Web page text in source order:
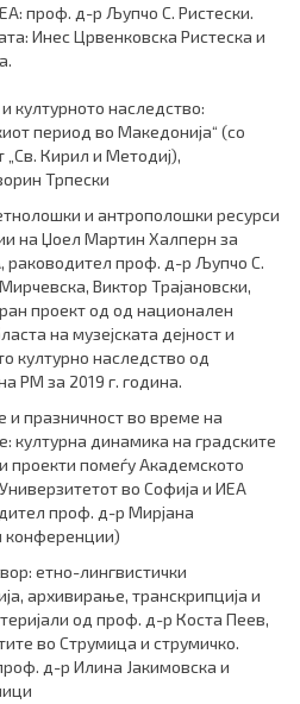
проф. д-р Љупчо С. Ристески.
Инес Црвенковска Ристеска и
културното наследство:
период во Македонија“ (со
Кирил и Методиј),
Трпески
и антрополошки ресурси
на Џоел Мартин Халперн за
раководител проф. д-р Љупчо С.
Виктор Трајановски,
проект од од национален
на музејската дејност и
културно наследство од
РМ за 2019 г. година.
и празничност во време на
културна динамика на градските
проекти помеѓу Академското
во Софија и ИЕА
проф. д-р Мирјана
конференции)
етно-лингвистички
архивирање, транскрипција и
од проф. д-р Коста Пеев,
во Струмица и струмичко.
д-р Илина Јакимовска и